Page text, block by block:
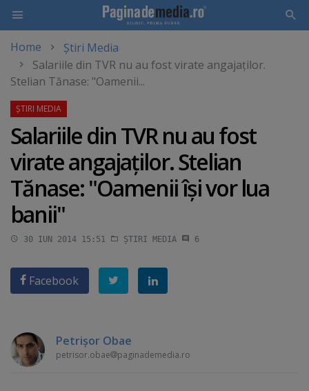
main
content
Home
Știri Media
Salariile din TVR nu au fost virate angajaţilor.
Stelian Tănase: "Oamenii...
Salariile din TVR nu au fost
virate angajaţilor. Stelian
Tănase: "Oamenii îşi vor lua
banii"
30 IUN 2014 15:51 ȘTIRI MEDIA 6
Facebook
Petrişor Obae
petrisor.obae paginademedia.ro